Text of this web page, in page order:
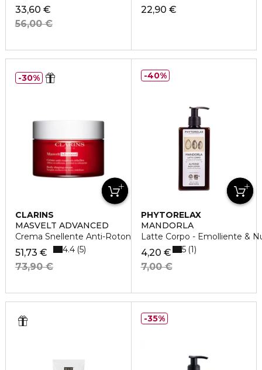
33,60 €
56,00 €
22,90 €
CLARINS
MASVELT ADVANCED
Crema Snellente Anti-Rotondità Ribelli
51,73 €
73,90 €
4.4 5
30%
PHYTORELAX
MANDORLA
Latte Corpo - Emolliente &
4,20 €
7,00 €
5 1
40%
35%